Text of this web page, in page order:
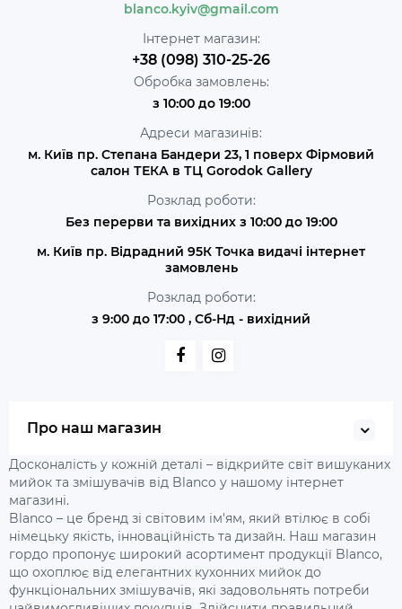
blanco.kyiv@gmail.com
Інтернет магазин:
+38 (098) 310-25-26
Обробка замовлень:
з 10:00 до 19:00
Адреси магазинів:
м. Київ пр. Степана Бандери 23, 1 поверх Фірмовий
салон ТЕКА в ТЦ Gorodok Gallery
Розклад роботи:
Без перерви та вихідних з 10:00 до 19:00
м. Київ пр. Відрадний 95К Точка видачі інтернет
замовлень
Розклад роботи:
з 9:00 до 17:00 , Сб-Нд - вихідний
Про наш магазин
Досконалість у кожній деталі – відкрийте світ вишуканих
мийок та змішувачів від Blanco у нашому інтернет
магазині.
Blanco – це бренд зі світовим ім'ям, який втілює в собі
німецьку якість, інноваційність та дизайн. Наш магазин
гордо пропонує широкий асортимент продукції Blanco,
що охоплює від елегантних кухонних мийок до
функціональних змішувачів, які задовольнять потреби